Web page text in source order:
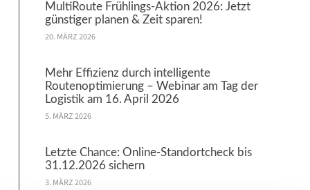
MultiRoute Frühlings-Aktion 2026: Jetzt
günstiger planen & Zeit sparen!
20. MÄRZ 2026
Mehr Effizienz durch intelligente
Routenoptimierung – Webinar am Tag der
Logistik am 16. April 2026
5. MÄRZ 2026
Letzte Chance: Online-Standortcheck bis
31.12.2026 sichern
3. MÄRZ 2026